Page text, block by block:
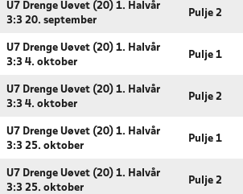
U7 Drenge Uøvet (20) 1. Halvår
3:3 20. september
Pulje 2
U7 Drenge Uøvet (20) 1. Halvår
3:3 4. oktober
Pulje 1
U7 Drenge Uøvet (20) 1. Halvår
3:3 4. oktober
Pulje 2
U7 Drenge Uøvet (20) 1. Halvår
3:3 25. oktober
Pulje 1
U7 Drenge Uøvet (20) 1. Halvår
3:3 25. oktober
Pulje 2